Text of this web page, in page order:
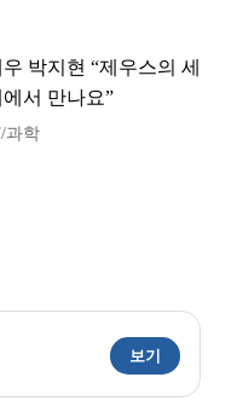
우 박지현 “제우스의 세
서 만나요”
과학
보기